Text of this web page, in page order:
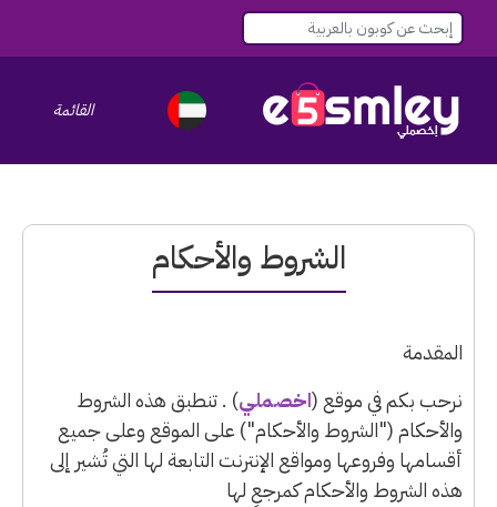
navigation
القائمة
الشروط والأحكام
المقدمة
نرحب بكم في موقع (اخصملي) . تنطبق هذه الشروط
والأحكام ("الشروط والأحكام") على الموقع وعلى جميع
أقسامها وفروعها ومواقع الإنترنت التابعة لها التي تُشير إلى
هذه الشروط والأحكام كمرجعٍ لها